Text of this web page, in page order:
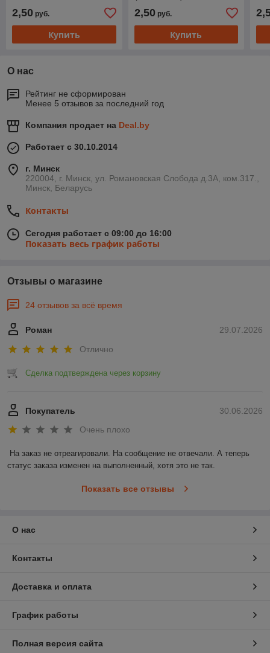
2,50 руб.
Купить
2,50руб.
Купить
О нас
Рейтинг не сформирован
Менее 5 отзывов за последний год
Компания продает на Deal.by
Работает с 30.10.2014
г. Минск
220004, г. Минск, ул. Романовская Слобода д.3А, ком.317.,
Минск, Беларусь
Контакты
Сегодня работает с 09:00 до 16:00
Показать весь график работы
Отзывы о магазине
24 отзывов за всё время
29.07.2026
Роман
Отлично
Сделка подтверждена через корзину
30.06.2026
Покупатель
Очень плохо
На заказ не отреагировали. На сообщение не отвечали. А теперь
статус заказа изменен на выполненный, хотя это не так.
Показать все отзывы
О нас
Контакты
Доставка и оплата
График работы
Полная версия сайта